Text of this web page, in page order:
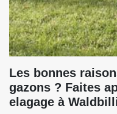
Les bonnes
gazons ? Faites
elagage à